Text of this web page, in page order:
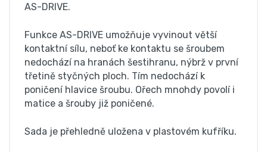
AS-DRIVE.
Funkce AS-DRIVE umožňuje vyvinout větší
kontaktní sílu, neboť ke kontaktu se šroubem
nedochází na hranách šestihranu, nýbrž v první
třetině styčných ploch. Tím nedochází k
poničení hlavice šroubu. Ořech mnohdy povolí i
matice a šrouby již poničené.
Sada je přehledně uložena v plastovém kufříku.